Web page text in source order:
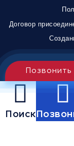
Договор
Создание
Позвонить
Поиск